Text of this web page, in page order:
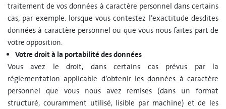
traitement de vos données à caractère personnel dans certains
cas, par exemple. lorsque vous contestez l’exactitude desdites
données à caractère personnel ou que vous nous faites part de
votre opposition.
Votre droit à la portabilité des données
Vous avez le droit, dans certains cas prévus par la
réglementation applicable d’obtenir les données à caractère
personnel que vous nous avez remises (dans un format
structuré, couramment utilisé, lisible par machine) et de les